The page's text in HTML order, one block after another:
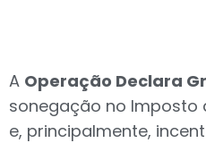
A Operação Declara
sonegação no Imposto
e, principalmente,